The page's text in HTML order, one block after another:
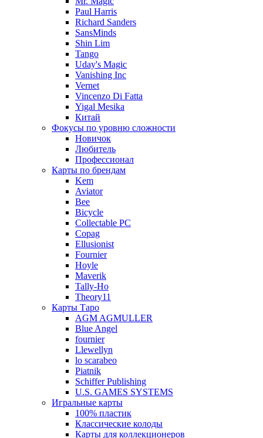
Paul Harris
Richard Sanders
SansMinds
Shin Lim
Tango
Uday's Magic
Vanishing Inc
Vernet
Vincenzo Di Fatta
Yigal Mesika
Китай
Фокусы по уровню сложности
Новичок
Любитель
Профессионал
Карты по брендам
Kem
Aviator
Bee
Bicycle
Collectable PC
Copag
Ellusionist
Fournier
Hoyle
Maverik
Tally-Ho
Theory11
Карты Таро
AGM AGMULLER
Blue Angel
fournier
Llewellyn
lo scarabeo
Piatnik
Schiffer Publishing
U.S. GAMES SYSTEMS
Игральные карты
100% пластик
Классические колоды
Карты для коллекционеров